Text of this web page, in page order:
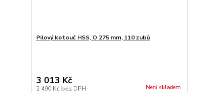
Pilový kotouč HSS, O 275 mm, 110 zubů
3 013 Kč
2 490 Kč bez DPH Není skladem